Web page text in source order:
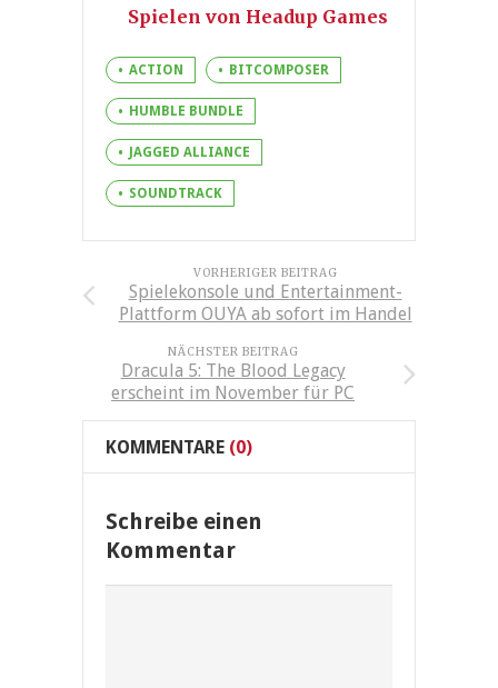
Spielen von Headup Games
ACTION BITCOMPOSER
HUMBLE BUNDLE
JAGGED ALLIANCE
SOUNDTRACK
VORHERIGER BEITRAG
Spielekonsole und Entertainment-
Plattform OUYA ab sofort im Handel
NÄCHSTER BEITRAG
Dracula 5: The Blood Legacy
erscheint im November für PC
KOMMENTARE (0)
Schreibe einen
Kommentar